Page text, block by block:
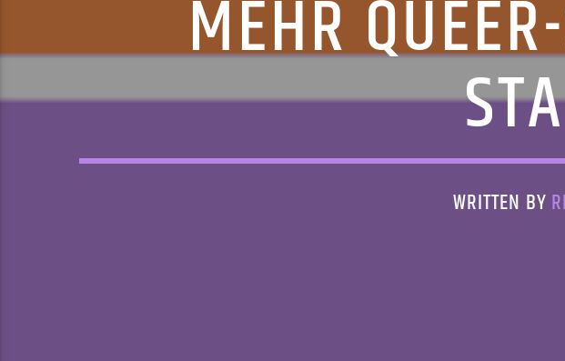
MEHR
WRITTEN BY